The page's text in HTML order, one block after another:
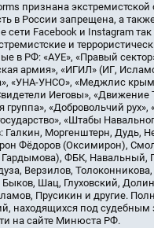
признана экстремистской
в России запрещена, а
сети Facebook и Instagram
и
в РФ: «АУЕ», «Правый
армия», «ИГИЛ» (ИГ,
«УНА-УНСО», «Меджлис
Иеговы», «Движение
группа», «Добровольчий рух»,
«Штабы
Галкин, Моргенштерн, Дудь,
Фёдоров (Оксимирон),
Гардымова), ФБК, Навальный,
Верзилов,
Быков, Шац, Глуховский,
Прусикин и другие.
находящихся под судебным
на сайте Минюста РФ.